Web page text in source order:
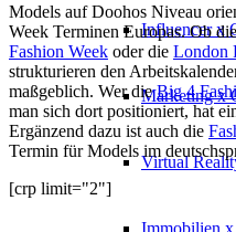
Influencer x
Marketing x
Virtual
Immobilien
Models auf Doohos Niveau
Week Terminen Europas. Ob
Fashion Week oder die London
strukturieren den
maßgeblich. Wer dieBig 4
man sich dort positioniert, hat
Ergänzend dazu ist auch die
Termin für Models im
[crp limit="2"]